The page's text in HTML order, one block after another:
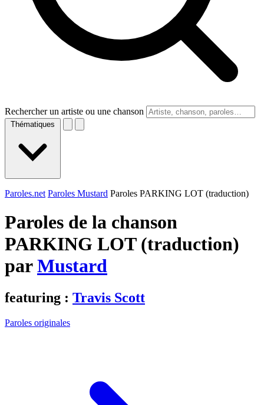
Rechercher un artiste ou une chanson
Thématiques
Paroles.net Paroles Mustard Paroles PARKING LOT (traduction)
Paroles de la chanson
PARKING LOT (traduction)
parMustard
featuring : Travis Scott
Paroles originales